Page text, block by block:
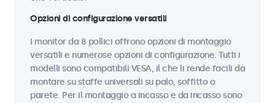
Opzioni di configurazione versatili
I monitor da 8 pollici offrono opzioni di montaggio
versatili e numerose opzioni di configurazione. Tutti i
modelli sono compatibili VESA, il che li rende facili da
montare su staffe universali su palo, soffitto o
parete. Per il montaggio a incasso e da incasso sono